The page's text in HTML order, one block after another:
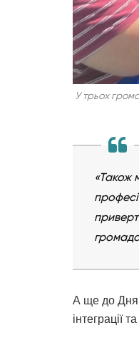
У трьох
«Також
А ще до Дня
інтеграції